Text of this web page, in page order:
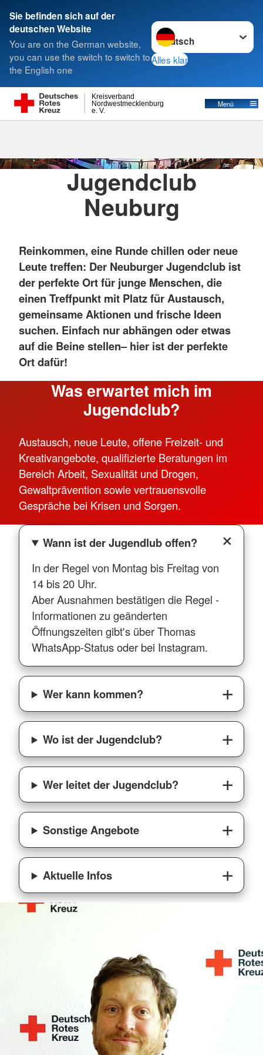
Sie befinden sich auf der
deutschen Website
You are on the German website,
you can use the switch to switch to
the English one
Sprache wechseln zu
Alles klar
e. V.
Nordwestmecklenburg
Kreisverband
Menü
Suche
Jugendclub
Neuburg
Reinkommen, eine Runde chillen oder neue
Leute treffen: Der Neuburger Jugendclub ist
der perfekte Ort für junge Menschen, die
einen Treffpunkt mit Platz für Austausch,
gemeinsame Aktionen und frische Ideen
suchen. Einfach nur abhängen oder etwas
auf die Beine stellen– hier ist der perfekte
Ort dafür!
Was erwartet mich im
Jugendclub?
Austausch, neue Leute, offene Freizeit- und
Kreativangebote, qualifizierte Beratungen im
Bereich Arbeit, Sexualität und Drogen,
Gewaltprävention sowie vertrauensvolle
Gespräche bei Krisen und Sorgen.
Wann ist der Jugendlub offen?
In der Regel von Montag bis Freitag von
14 bis 20 Uhr.
Aber Ausnahmen bestätigen die Regel -
Informationen zu geänderten
Öffnungszeiten gibt's über Thomas
WhatsApp-Status oder bei Instagram.
Wer kann kommen?
Wo ist der Jugendclub?
Wer leitet der Jugendclub?
Sonstige Angebote
Aktuelle Infos